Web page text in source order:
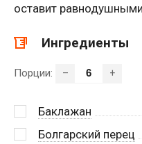
оставит
Ингредиенты
Порции: – +
Баклажан
Болгарский перец